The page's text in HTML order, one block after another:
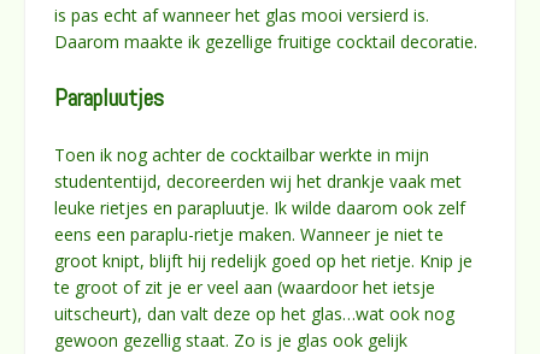
is pas echt af wanneer het glas mooi versierd is.
Daarom maakte ik gezellige fruitige cocktail decoratie.
Parapluutjes
Toen ik nog achter de cocktailbar werkte in mijn
studententijd, decoreerden wij het drankje vaak met
leuke rietjes en parapluutje. Ik wilde daarom ook zelf
eens een paraplu-rietje maken. Wanneer je niet te
groot knipt, blijft hij redelijk goed op het rietje. Knip je
te groot of zit je er veel aan (waardoor het ietsje
uitscheurt), dan valt deze op het glas…wat ook nog
gewoon gezellig staat. Zo is je glas ook gelijk